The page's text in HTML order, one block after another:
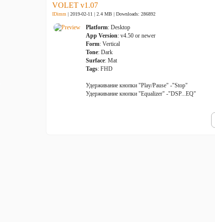
VOLET v1.07
IDimm | 2019-02-11 | 2.4 MB | Downloads: 286892
Platform: Desktop
App Version: v4.50 or newer
Form: Vertical
Tone: Dark
Surface: Mat
Tags: FHD
Удерживание кнопки "Play/Pause" -"Stop"
Удерживание кнопки "Equalizer" -"DSP...EQ"